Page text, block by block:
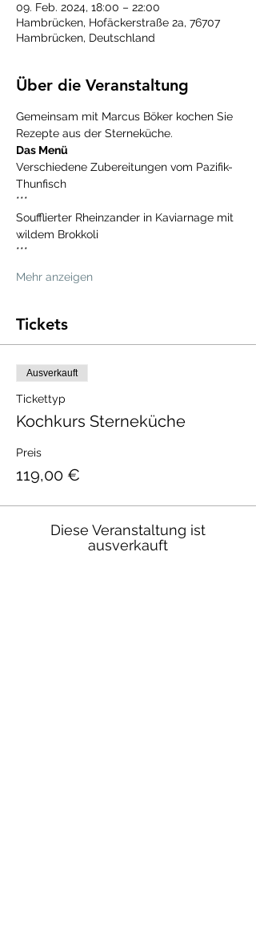
09. Feb. 2024, 18:00 – 22:00
Hambrücken, Hofäckerstraße 2a, 76707
Hambrücken, Deutschland
Über die Veranstaltung
Gemeinsam mit Marcus Böker kochen Sie
Rezepte aus der Sterneküche.
Das Menü
Verschiedene Zubereitungen vom Pazifik-
Thunfisch
***
Soufflierter Rheinzander in Kaviarnage mit
wildem Brokkoli
***
Mehr anzeigen
Tickets
Ausverkauft
Tickettyp
Kochkurs Sterneküche
Preis
119,00 €
Diese Veranstaltung ist
ausverkauft